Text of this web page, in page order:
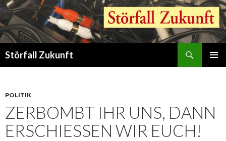
Störfall Zukunft
POLITIK
ZERBOMBT IHR UNS, DANN
ERSCHIESSEN WIR EUCH!